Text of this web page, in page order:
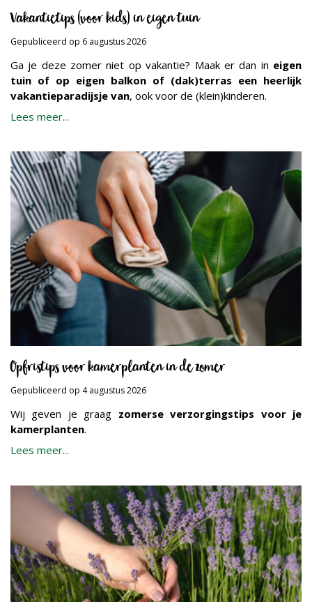
Vakantietips (voor kids) in eigen tuin
Gepubliceerd op 6 augustus 2026
Ga je deze zomer niet op vakantie? Maak er dan in eigen
tuin of op eigen balkon of (dak)terras een heerlijk
vakantieparadijsje van, ook voor de (klein)kinderen.
Lees meer...
Opfristips voor kamerplanten in de zomer
Gepubliceerd op 4 augustus 2026
Wij geven je graag zomerse verzorgingstips voor je
kamerplanten.
Lees meer...